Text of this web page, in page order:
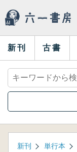
新刊 古書
新刊 単行本